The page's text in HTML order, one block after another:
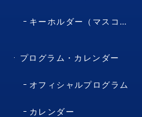
キーホルダー（マスコット・キャラクター）
プログラム・カレンダー
オフィシャルプログラム
カレンダー